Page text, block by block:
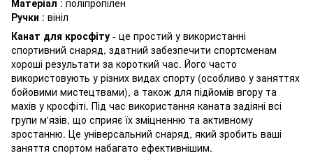
Ручки : вініл
Канат для кросфіту - це простий у використанні
спортивний снаряд, здатний забезпечити спортсменам
хороші результати за короткий час. Його часто
використовують у різних видах спорту (особливо у заняттях
бойовими мистецтвами), а також для підйомів вгору та
махів у кросфіті. Під час використання каната задіяні всі
групи м'язів, що сприяє їх зміцненню та активному
зростанню. Це універсальний снаряд, який зробить ваші
заняття спортом набагато ефективнішим.